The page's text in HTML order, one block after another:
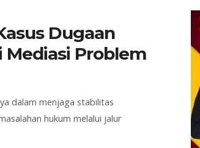
Dugaan
Mediasi Problem
dalam menjaga stabilitas
hukum melalui jalur